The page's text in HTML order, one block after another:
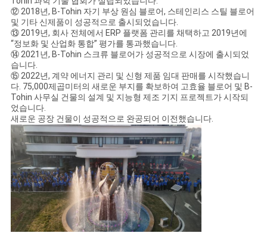
사
이
트
맵
PRIVACY
POLICY
⑫ 2018년, B-Tohin 자기 부상 원심 블로어, 스테인리스 스틸 블로어
및 기타 신제품이 성공적으로 출시되었습니다.
⑬ 2019년, 회사 전체에서 ERP 플랫폼 관리를 채택하고 2019년에
“정보화 및 산업화 통합” 평가를 통과했습니다.
⑭ 2021년, B-Tohin 스크류 블로어가 성공적으로 시장에 출시되었
습니다.
⑮ 2022년, 계약 에너지 관리 및 신형 제품 임대 판매를 시작했습니
다. 75,000제곱미터의 새로운 부지를 확보하여 고효율 블로어 및 B-
Tohin 사무실 건물의 설계 및 지능형 제조 기지 프로젝트가 시작되
었습니다.
새로운 공장 건물이 성공적으로 완공되어 이전했습니다.